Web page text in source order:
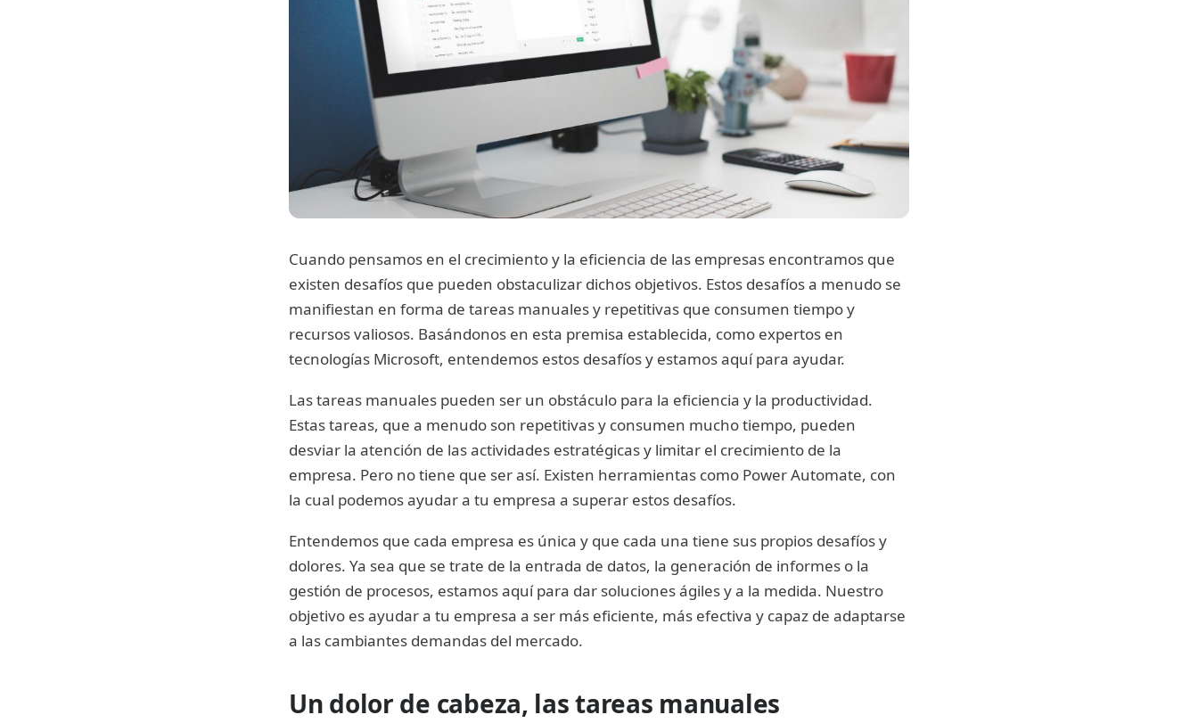
Cuando pensamos en el crecimiento y la eficiencia de las empresas encontramos que
existen desafíos que pueden obstaculizar dichos objetivos. Estos desafíos a menudo se
manifiestan en forma de tareas manuales y repetitivas que consumen tiempo y
recursos valiosos. Basándonos en esta premisa establecida, como expertos en
tecnologías Microsoft, entendemos estos desafíos y estamos aquí para ayudar.
Las tareas manuales pueden ser un obstáculo para la eficiencia y la productividad.
Estas tareas, que a menudo son repetitivas y consumen mucho tiempo, pueden
desviar la atención de las actividades estratégicas y limitar el crecimiento de la
empresa. Pero no tiene que ser así. Existen herramientas como Power Automate, con
la cual podemos ayudar a tu empresa a superar estos desafíos.
Entendemos que cada empresa es única y que cada una tiene sus propios desafíos y
dolores. Ya sea que se trate de la entrada de datos, la generación de informes o la
gestión de procesos, estamos aquí para dar soluciones ágiles y a la medida. Nuestro
objetivo es ayudar a tu empresa a ser más eficiente, más efectiva y capaz de adaptarse
a las cambiantes demandas del mercado.
Un dolor de cabeza, las tareas manuales